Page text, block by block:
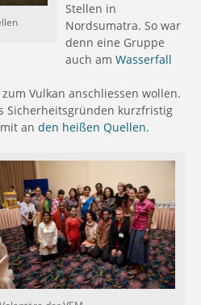
Stellen in
Nordsumatra. So war
denn eine Gruppe
auch am Wasserfall
Vulkan anschliessen wollen.
Sicherheitsgründen kurzfristig
an den heißen Quellen.